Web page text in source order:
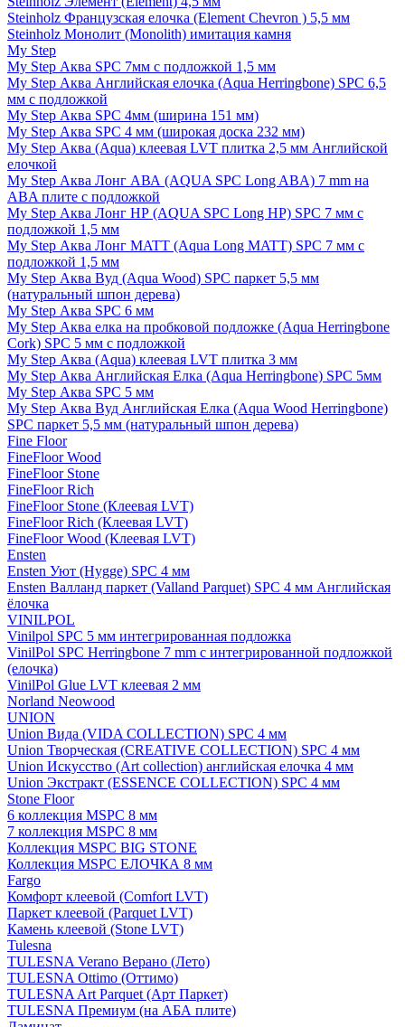
Steinholz Французская елочка (Element Chevron ) 5,5 мм
Steinholz Монолит (Monolith) имитация камня
My Step
My Step Аква SPC 7мм c подложкой 1,5 мм
My Step Аква Английская елочка (Aqua Herringbone) SPC 6,5
мм с подложкой
My Step Аква SPC 4мм (ширина 151 мм)
My Step Аква SPC 4 мм (широкая доска 232 мм)
My Step Аква (Aqua) клеевая LVT плитка 2,5 мм Английской
елочкой
My Step Аква Лонг АВА (AQUA SPC Long ABA) 7 mm на
ABA плите с подложкой
My Step Аква Лонг НР (AQUA SPC Long HP) SPC 7 мм с
подложкой 1,5 мм
My Step Аква Лонг MATT (Aqua Long MATT) SPC 7 мм с
подложкой 1,5 мм
My Step Аква Вуд (Aqua Wood) SPC паркет 5,5 мм
(натуральный шпон дерева)
My Step Аква SPC 6 мм
My Step Аква елка на пробковой подложке (Aqua Herringbone
Cork) SPC 5 мм с подложкой
My Step Аква (Aqua) клеевая LVT плитка 3 мм
My Step Аква Английская Елка (Aqua Herringbone) SPC 5мм
My Step Аква SPC 5 мм
My Step Аква Вуд Английская Елка (Aqua Wood Herringbone)
SPC паркет 5,5 мм (натуральный шпон дерева)
Fine Floor
FineFloor Wood
FineFloor Stone
FineFloor Rich
FineFloor Stone (Клеевая LVT)
FineFloor Rich (Клеевая LVT)
FineFloor Wood (Клеевая LVT)
Ensten
Ensten Уют (Hygge) SPC 4 мм
Ensten Валланд паркет (Valland Parquet) SPC 4 мм Английская
ёлочка
VINILPOL
Vinilpol SPC 5 мм интегрированная подложка
VinilPol SPC Herringbone 7 mm с интегрированной подложкой
(елочка)
VinilPol Glue LVT клеевая 2 мм
Norland Neowood
UNION
Union Вида (VIDA COLLECTION) SPC 4 мм
Union Творческая (CREATIVE COLLECTION) SPC 4 мм
Union Искусство (Art collection) английская елочка 4 мм
Union Экстракт (ESSENCE COLLECTION) SPC 4 мм
Stone Floor
6 коллекция MSPC 8 мм
7 коллекция MSPC 8 мм
Коллекция MSPC BIG STONE
Коллекция MSPC ЕЛОЧКА 8 мм
Fargo
Комфорт клеевой (Comfort LVT)
Паркет клеевой (Parquet LVT)
Камень клеевой (Stone LVT)
Tulesna
TULESNA Verano Верано (Лето)
TULESNA Ottimo (Оттимо)
TULESNA Art Parquet (Арт Паркет)
TULESNA Премиум (на АБА плите)